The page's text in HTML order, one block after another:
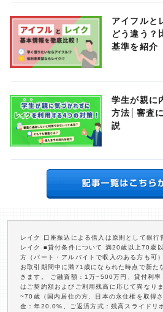
アイフルと
どう違う？
基準を紹介
学生が親に
方法│審査
説
レイク 口座振込による借入は原則として銀行
レイク ■貸付条件について 満20歳以上70歳
方（パート・アルバイトで収入のある方も可
お取引期間中に満71歳になられた時点で新た
きます。 ご融資額：1万~500万円、貸付利
はご契約額およびご利用残高に応じて異なり
~70歳（国内居住の方、日本の永住権を取得
金：年20.0%、ご返済方式：残高スライドリ